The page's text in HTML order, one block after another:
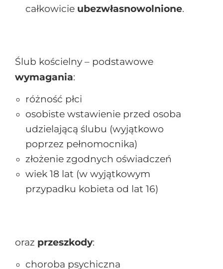
całkowicie ubezwłasnowolnione.
Ślub kościelny – podstawowe
wymagania:
różność płci
osobiste wstawienie przed osoba
udzielającą ślubu (wyjątkowo
poprzez pełnomocnika)
złożenie zgodnych oświadczeń
wiek 18 lat (w wyjątkowym
przypadku kobieta od lat 16)
oraz przeszkody:
choroba psychiczna